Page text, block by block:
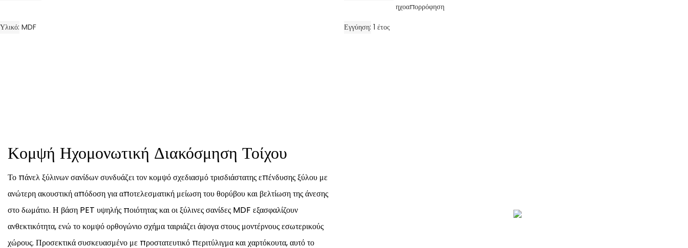
ηχοαπορρόφηση
Υλικό MDF Εγγύηση 1 έτος
Κομψή Ηχομονωτική Διακόσμηση Τοίχου
Το πάνελ ξύλινων σανίδων συνδυάζει τον κομψό σχεδιασμό τρισδιάστατης επένδυσης ξύλου με
ανώτερη ακουστική απόδοση για αποτελεσματική μείωση του θορύβου και βελτίωση της άνεσης
στο δωμάτιο. Η βάση PET υψηλής ποιότητας και οι ξύλινες σανίδες MDF εξασφαλίζουν
ανθεκτικότητα, ενώ το κομψό ορθογώνιο σχήμα ταιριάζει άψογα στους μοντέρνους εσωτερικούς
χώρους. Προσεκτικά συσκευασμένο με προστατευτικό περιτύλιγμα και χαρτόκουτα, αυτό το